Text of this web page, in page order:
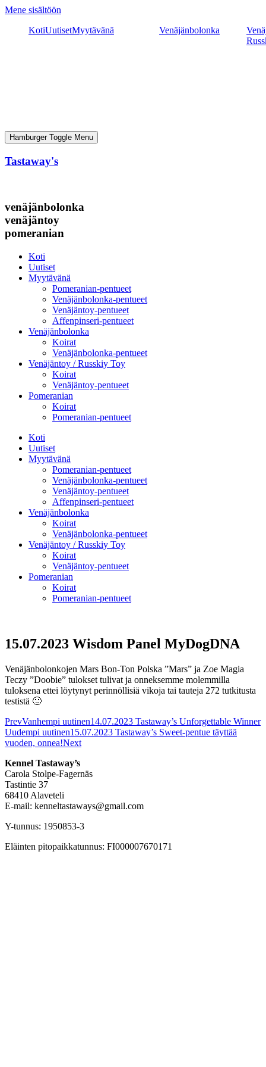
Mene sisältöön
KotiUutisetMyytävänä Venäjänbolonka
Hamburger Toggle Menu
Tastaway's
venäjänbolonka
venäjäntoy
pomeranian
Koti
Uutiset
Myytävänä
Pomeranian-pentueet
Venäjänbolonka-pentueet
Venäjäntoy-pentueet
Affenpinseri-pentueet
Venäjänbolonka
Koirat
Venäjänbolonka-pentueet
Venäjäntoy / Russkiy Toy
Koirat
Venäjäntoy-pentueet
Pomeranian
Koirat
Pomeranian-pentueet
Koti
Uutiset
Myytävänä
Pomeranian-pentueet
Venäjänbolonka-pentueet
Venäjäntoy-pentueet
Affenpinseri-pentueet
Venäjänbolonka
Koirat
Venäjänbolonka-pentueet
Venäjäntoy / Russkiy Toy
Koirat
Venäjäntoy-pentueet
Pomeranian
Koirat
Pomeranian-pentueet
15.07.2023 Wisdom Panel MyDogDNA
Venäjänbolonkojen Mars Bon-Ton Polska ”Mars” ja Zoe Magia
Teczy ”Doobie” tulokset tulivat ja onneksemme molemmilla
tuloksena ettei löytynyt perinnöllisiä vikoja tai tauteja 272 tutkitusta
testistä 🙂
PrevVanhempi uutinen14.07.2023 Tastaway’s Unforgettable Winner
Uudempi uutinen15.07.2023 Tastaway’s Sweet-pentue täyttää
vuoden, onnea!Next
Kennel Tastaway’s
Carola Stolpe-Fagernäs
Tastintie 37
68410 Alaveteli
E-mail: kenneltastaways@gmail.com
Y-tunnus: 1950853-3
Eläinten pitopaikkatunnus: FI000007670171